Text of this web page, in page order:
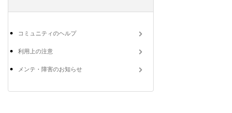
コミュニティのヘルプ
利用上の注意
メンテ・障害のお知らせ